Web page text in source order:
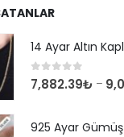
0 out of 5
7,882.39₺ –